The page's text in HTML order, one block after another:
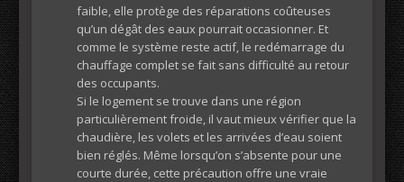
faible, elle protège des réparations coûteuses
qu’un dégât des eaux pourrait occasionner. Et
comme le système reste actif, le redémarrage du
chauffage complet se fait sans difficulté au retour
des occupants.
Si le logement se trouve dans une région
particulièrement froide, il vaut mieux vérifier que la
chaudière, les volets et les arrivées d’eau soient
bien réglés. Même lorsqu’on s’absente pour une
courte durée, cette précaution offre une vraie